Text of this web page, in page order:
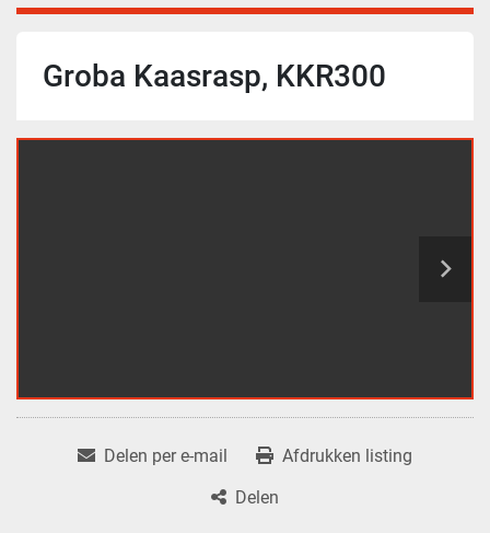
Groba Kaasrasp, KKR300
Delen per e-mail
Afdrukken listing
Delen